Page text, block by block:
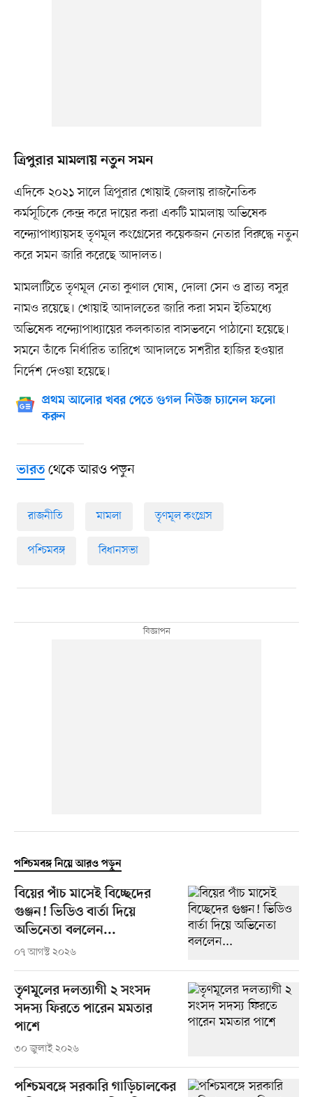
ত্রিপুরার মামলায় নতুন সমন
এদিকে ২০২১ সালে ত্রিপুরার খোয়াই জেলায় রাজনৈতিক
কর্মসূচিকে কেন্দ্র করে দায়ের করা একটি মামলায় অভিষেক
বন্দ্যোপাধ্যায়সহ তৃণমূল কংগ্রেসের কয়েকজন নেতার বিরুদ্ধে নতুন
করে সমন জারি করেছে আদালত।
মামলাটিতে তৃণমূল নেতা কুণাল ঘোষ, দোলা সেন ও ব্রাত্য বসুর
নামও রয়েছে। খোয়াই আদালতের জারি করা সমন ইতিমধ্যে
অভিষেক বন্দ্যোপাধ্যায়ের কলকাতার বাসভবনে পাঠানো হয়েছে।
সমনে তাঁকে নির্ধারিত তারিখে আদালতে সশরীর হাজির হওয়ার
নির্দেশ দেওয়া হয়েছে।
প্রথম আলোর খবর পেতে গুগল নিউজ চ্যানেল ফলো
করুন
ভারতথেকে আরও পড়ুন
রাজনীতি মামলা তৃণমূল কংগ্রেস
পশ্চিমবঙ্গ বিধানসভা
পশ্চিমবঙ্গ নিয়ে আরও পড়ুন
বিয়ের পাঁচ মাসেই বিচ্ছেদের
গুঞ্জন! ভিডিও বার্তা দিয়ে
অভিনেতা বললেন...
০৭ আগস্ট ২০২৬
তৃণমূলের দলত্যাগী ২ সংসদ
সদস্য ফিরতে পারেন মমতার
পাশে
৩০ জুলাই ২০২৬
পশ্চিমবঙ্গে সরকারি গাড়িচালকের